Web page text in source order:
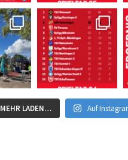
MEHR LADEN… Auf